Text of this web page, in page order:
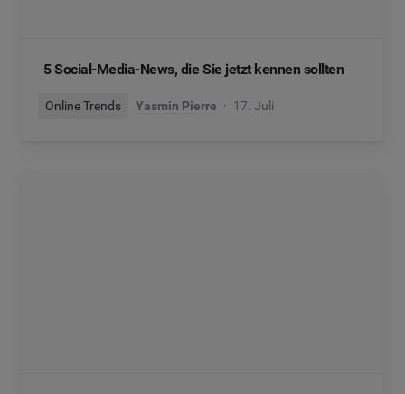
5 Social-Media-News, die Sie jetzt kennen sollten
Online Trends Yasmin Pierre 17. Juli